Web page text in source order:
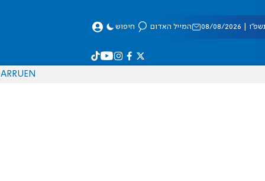
08/2026 המייל האדום חיפוש
EN
RU
AR